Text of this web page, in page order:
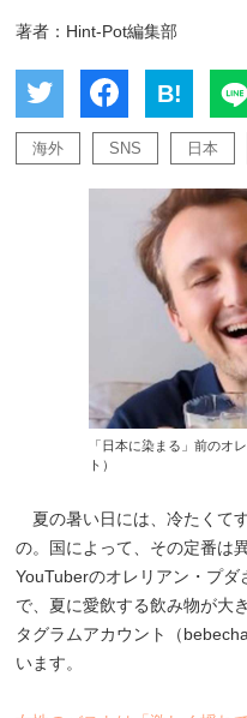
著者：Hint-Pot編集部
B!
海外 SNS 日本
「日本に染まる」前のオ
ト）
夏の暑い日には、冷たくて
の。国によって、その定番は
YouTuberのオレリアン・プダ
で、夏に愛飲する飲み物が大
タグラムアカウント（
います。